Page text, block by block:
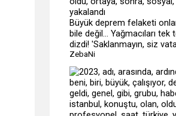
Büyük deprem felaketi
bile değil... Yağmacıları tek
dizdi! 'Saklanmayın, siz
ZebaNi